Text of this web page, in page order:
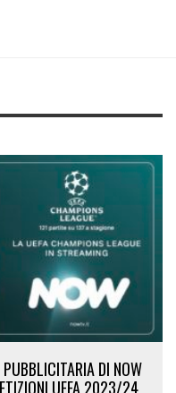
DI NOW
UEFA 2023/24